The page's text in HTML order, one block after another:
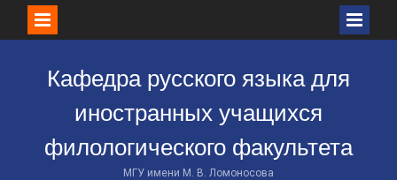
Кафедра русского языка для
иностранных учащихся
филологического факультета
МГУ имени М. В. Ломоносова